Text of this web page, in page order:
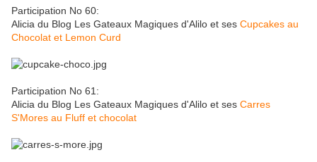
Participation No 60:
Alicia du Blog Les Gateaux Magiques d'Alilo et ses Cupcakes au
Chocolat et Lemon Curd
Participation No 61:
Alicia du Blog Les Gateaux Magiques d'Alilo et ses Carres
S'Mores au Fluff et chocolat